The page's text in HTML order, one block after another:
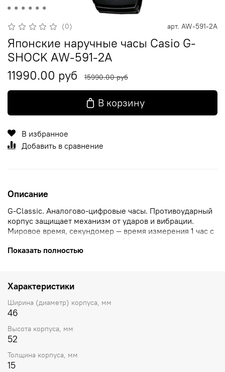
(0) арт. AW-591-2A
Японские наручные часы Casio G-
SHOCK AW-591-2A
11990.00 руб
15990.00 руб
В корзину
В избранное
Добавить в сравнение
Описание
G-Classic. Аналогово-цифровые часы. Противоударный
корпус защищает механизм от ударов и вибрации.
Мировое время, секундомер — время измерения 1 час с
точностью 1/100, таймер, 12- и 24-часовой формат
времени.
Показать полностью
Характеристики
Ширина (диаметр) корпуса, мм
46
Высота корпуса, мм
52
Толщина корпуса, мм
15